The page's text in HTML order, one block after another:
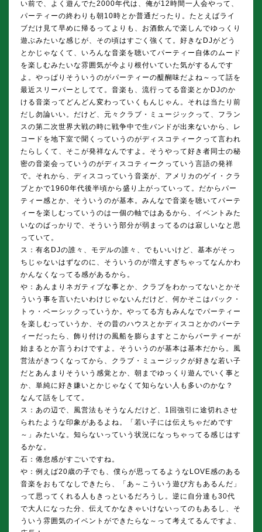
い前で、よく遊んでた2000年代は、俺が12時間一人会やって、
パーティーの終わりも朝10時とか普通だったり。たとえばライ
ブだけ見て早めに帰るってよりも、お酒飲んで楽しんでゆっくり
遊ぶみたいな感じが、その頃はすごく強くて。好きなDJがどう
とかじゃなくて、いろんな音楽を聴いてパーティー自体のムード
を楽しむみたいな雰囲気が今より根付いていた気がするんです
よ。やっぱりそういうのがパーティーの醍醐味だよね～って話を
最近スリーパーとしてて。音楽も、流行ってる音楽とかDJのか
ける音楽ってどんどん変わっていくもんじゃん。それは当たり前
だし勿論いい。だけど、元々クラブ・ミュージックって、フラン
スの第二次世界大戦の時に戦争中で生バンドが出来ないから、レ
コードを地下室で聞くっていうのがディスコティークって言われ
たらしくて、そこが発祥なんですよ。そうやって好き者同士の秘
密の音楽会っていうのがディスコティークっていう言語の発祥
で。それから、ディスコっていう音楽が、アメリカのゲイ・クラ
ブとかで1960年代後半頃から盛り上がっていって。だからパー
ティー感とか、そういうのが基本。みんなで音楽を聴いてパーテ
ィーを楽しむっていうのは一個の軸ではあるから、イベントみた
いなのばっかりで、そういう部分が弱まってるのは寂しいなと思
っていて。
ス：有名DJの誰々、モデルの誰々、でもいいけど、基本がそっ
ちじゃないはずなのに、そういうのが増えすぎちゃってなんかわ
かんなくなってる感があるから。
や：あんまりネガティブな事とか、クラブをわかってないとかそ
ういう事を言いたいわけじゃないんだけど、何かそこはバック・
トゥ・ベーシックっていうか。やってる方もみんなでパーティー
を楽しむっていうか、その昔のハウスとかディスコとかのパーテ
ィーだったら、飾り付けの風船を膨らますとこからパーティーが
始まるとか言うわけですよ。そういうのが基本は基本だから。風
営法がきつくなってから、クラブ・ミュージックが好きな若い子
だとあんまりそういう感覚とか、朝までゆっくり遊んでいく事と
か、単純に好き嫌いとかじゃなくて知らない人も多いのかな？
なんて話をしてて。
ス：あの辺で、風営法もそうなんだけど、1回強引に途切れさせ
られたような印象があるよね。「若い子には伝えちゃだめです
～」みたいな。知らないっていう状況になっちゃってる感じはす
るかな。
石：倦怠感がすごいですね。
や：例えば20歳の子でも、僕らが思ってるようなLOVE感のある
音楽をおもてなしできたら、「あ～こういう遊び方もあるんだ」
って思ってくれる人もきっといるだろうし。逆に自分達も30代
で大人になった分、伝えてかなきゃいけないってのもあるし、そ
ういう雰囲気のイベントができたらな～って考えてるんですよ、